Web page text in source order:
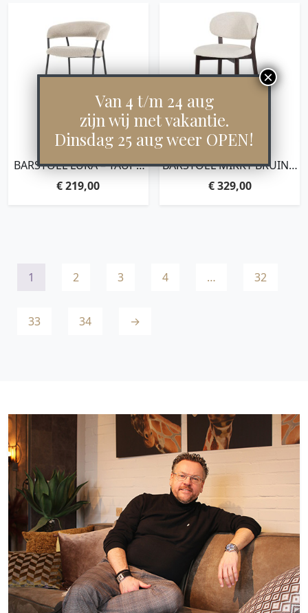
BARSTOEL LUKA – TAUPE
COPENHAGEN
€219,00
BARSTOEL MIKKY BRUIN –
BEIGE MOON
€329,00
1 2 3 4 … 32
33 34 →
Van 4 t/m 24 aug
zijn wij met vakantie.
Dinsdag 25 aug weer OPEN!